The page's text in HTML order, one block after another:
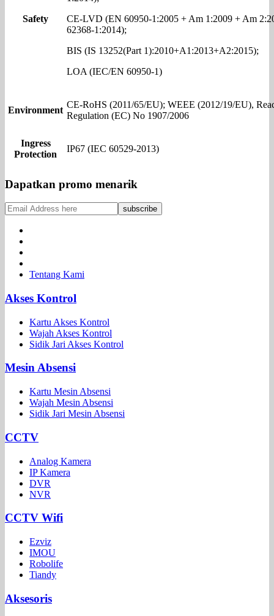
Safety
CE-LVD (EN 60950-1:2005 + Am 1:2009 + Am
62368-1:2014);
BIS (IS 13252(Part 1):2010+A1:2013+A2:2015);
LOA (IEC/EN 60950-1)
Environment
CE-RoHS (2011/65/EU); WEEE (2012/19/EU),
Regulation (EC) No 1907/2006
Ingress
Protection
IP67 (IEC 60529-2013)
Dapatkan promo menarik
Tentang Kami
Akses Kontrol
Kartu Akses Kontrol
Wajah Akses Kontrol
Sidik Jari Akses Kontrol
Mesin Absensi
Kartu Mesin Absensi
Wajah Mesin Absensi
Sidik Jari Mesin Absensi
CCTV
Analog Kamera
IP Kamera
DVR
NVR
CCTV Wifi
Ezviz
IMOU
Robolife
Tiandy
Aksesoris